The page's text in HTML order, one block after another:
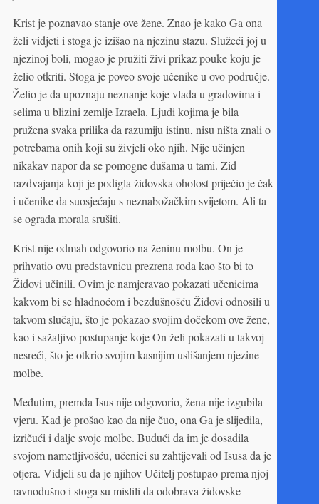
Krist je poznavao stanje ove žene. Znao je kako Ga ona
želi vidjeti i stoga je izišao na njezinu stazu. Služeći joj u
njezinoj boli, mogao je pružiti živi prikaz pouke koju je
želio otkriti. Stoga je poveo svoje učenike u ovo područje.
Želio je da upoznaju neznanje koje vlada u gradovima i
selima u blizini zemlje Izraela. Ljudi kojima je bila
pružena svaka prilika da razumiju istinu, nisu ništa znali o
potrebama onih koji su živjeli oko njih. Nije učinjen
nikakav napor da se pomogne dušama u tami. Zid
razdvajanja koji je podigla židovska oholost priječio je čak
i učenike da suosjećaju s neznabožačkim svijetom. Ali ta
se ograda morala srušiti.
Krist nije odmah odgovorio na ženinu molbu. On je
prihvatio ovu predstavnicu prezrena roda kao što bi to
Židovi učinili. Ovim je namjeravao pokazati učenicima
kakvom bi se hladnoćom i bezdušnošću Židovi odnosili u
takvom slučaju, što je pokazao svojim dočekom ove žene,
kao i sažaljivo postupanje koje On želi pokazati u takvoj
nesreći, što je otkrio svojim kasnijim uslišanjem njezine
molbe.
Međutim, premda Isus nije odgovorio, žena nije izgubila
vjeru. Kad je prošao kao da nije čuo, ona Ga je slijedila,
izričući i dalje svoje molbe. Budući da im je dosadila
svojom nametljivošću, učenici su zahtijevali od Isusa da je
otjera. Vidjeli su da je njihov Učitelj postupao prema njoj
ravnodušno i stoga su mislili da odobrava židovske